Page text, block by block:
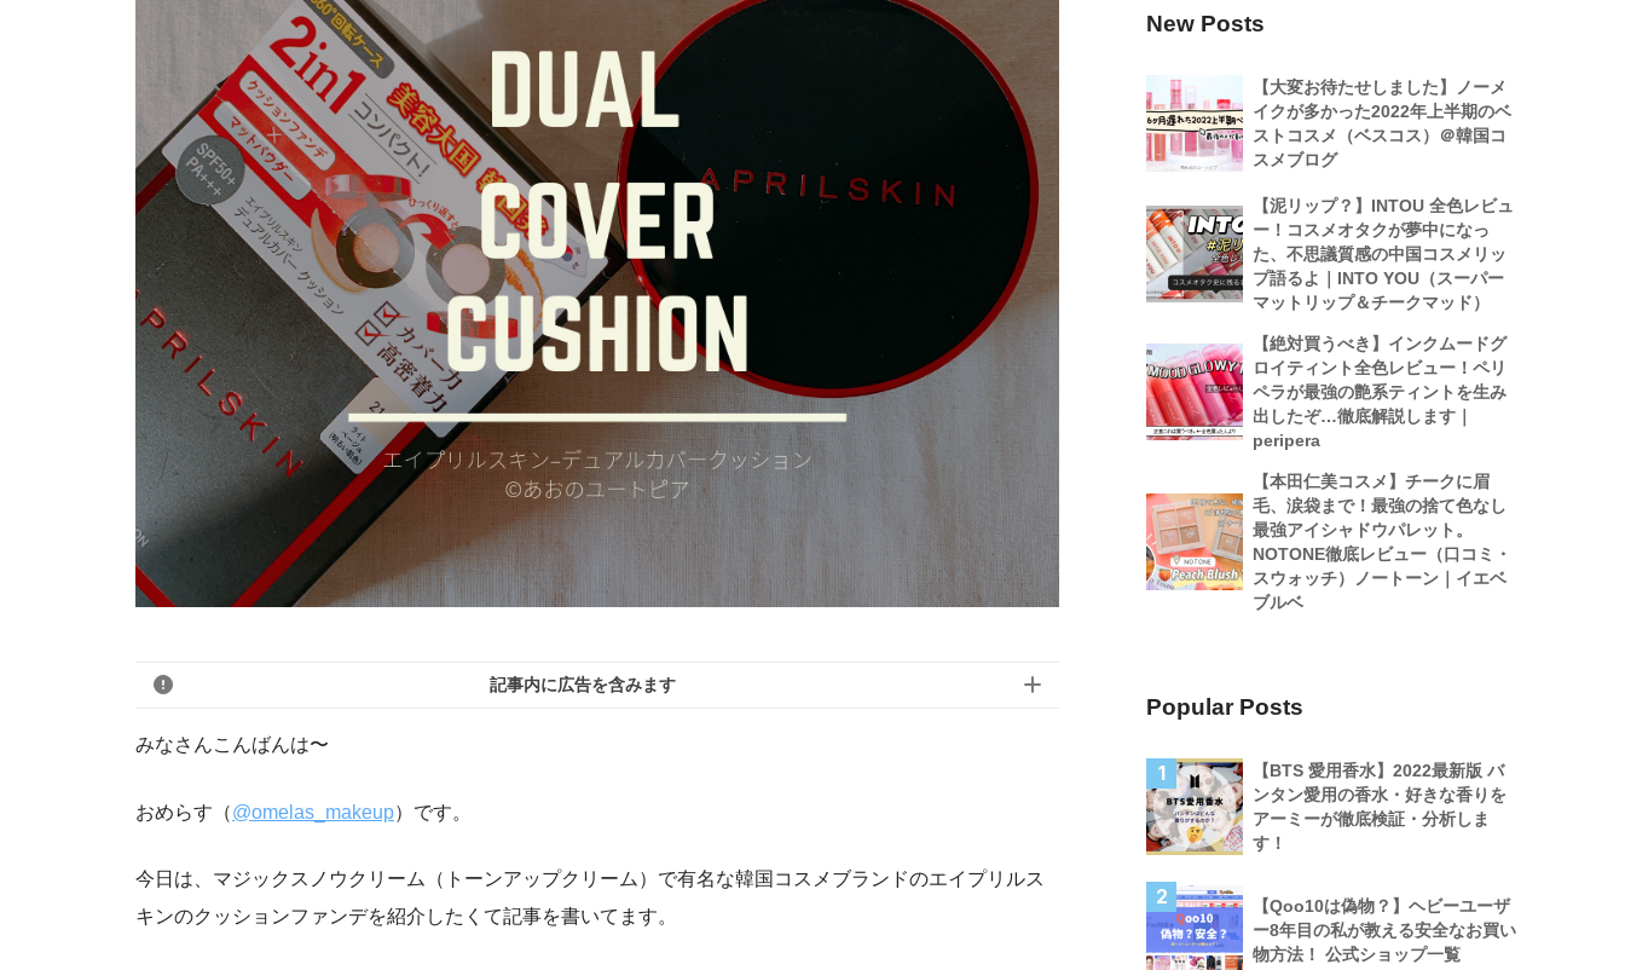
記事内に広告を含みます
みなさんこんばんは〜
おめらす（@omelas_makeup）です。
今日は、マジックスノウクリーム（トーンアップクリーム）で有名な韓国コスメブランドのエイプリルス
キンのクッションファンデを紹介したくて記事を書いてます。
New Posts
【大変お待たせしました】ノーメ
イクが多かった2022年上半期のベ
ストコスメ（ベスコス）＠韓国コ
スメブログ
【泥リップ？】INTOU 全色レビュ
ー！コスメオタクが夢中になっ
た、不思議質感の中国コスメリッ
プ語るよ｜INTO YOU（スーパー
マットリップ＆チークマッド）
【絶対買うべき】インクムードグ
ロイティント全色レビュー！ペリ
ペラが最強の艶系ティントを生み
出したぞ…徹底解説します｜
peripera
【本田仁美コスメ】チークに眉
毛、涙袋まで！最強の捨て色なし
最強アイシャドウパレット。
NOTONE徹底レビュー（口コミ・
スウォッチ）ノートーン｜イエベ
ブルベ
Popular Posts
1
【BTS 愛用香水】2022最新版 バ
ンタン愛用の香水・好きな香りを
アーミーが徹底検証・分析しま
す！
2
【Qoo10は偽物？】ヘビーユーザ
ー8年目の私が教える安全なお買い
物方法！ 公式ショップ一覧